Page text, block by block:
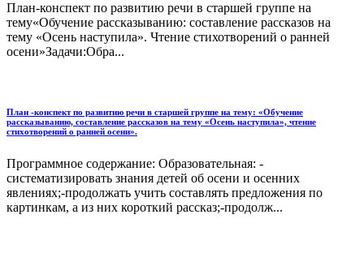
План-конспект по развитию речи в старшей группе на
тему«Обучение рассказыванию: составление рассказов на
тему «Осень наступила». Чтение стихотворений о ранней
осени»Задачи:Обра...
План -конспект по развитию речи в старшей группе на тему: «Обучение
рассказыванию, составление рассказов на тему «Осень наступила», чтение
стихотворений о ранней осени».
Программное содержание: Образовательная: -
систематизировать знания детей об осени и осенних
явлениях;-продолжать учить составлять предложения по
картинкам, а из них короткий рассказ;-продолж...